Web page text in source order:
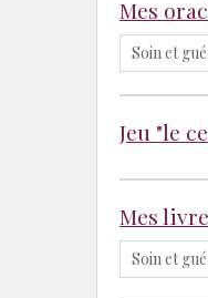
Mes
Jeu "le
Mes